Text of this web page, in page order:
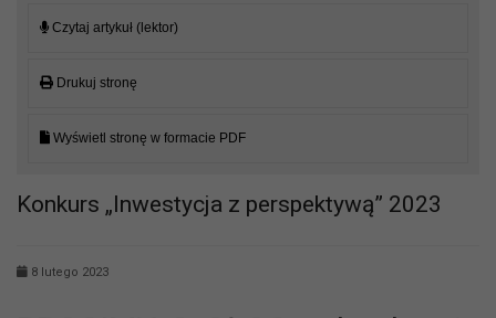
Czytaj artykuł (lektor)
Drukuj stronę
Wyświetl stronę w formacie PDF
Konkurs „Inwestycja z perspektywą” 2023
8 lutego 2023